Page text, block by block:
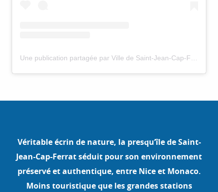
Une publication partagée par Ville de Saint-Jean-Cap-Ferrat (@saintjeancapferratofficiel)
Véritable écrin de nature, la presqu’île de Saint-
Jean-Cap-Ferrat séduit pour son environnement
préservé et authentique, entre Nice et Monaco.
Moins touristique que les grandes stations